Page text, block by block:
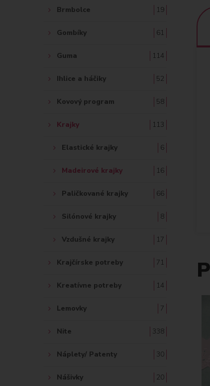
Brmbolce 19
Gombíky 61
Guma 114
Ihlice a háčiky 52
Kovový program 58
Krajky 113
Elastické krajky 6
Madeirové krajky 16
Paličkované krajky 66
Silónové krajky 8
Vzdušné krajky 17
Krajčírske potreby 71
Kreatívne potreby 14
Lemovky 7
Nite 338
Náplety/ Patenty 30
Nášivky 20